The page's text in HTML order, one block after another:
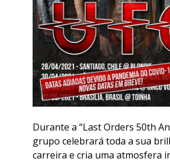
Durante a “Last Orders 50th
grupo celebrará toda a sua
carreira e cria uma atmosfera